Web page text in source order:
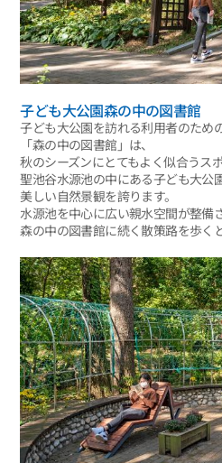
子ども大公園森の中の図書館
子ども大公園を訪れる利用者のため
「森の中の図書館」は、
秋のシーズンにとてもよく似合うス
聖池谷水源池の中にある子ども大公園
美しい自然景観を誇ります。
水源池を中心に広い親水空間が整備
森の中の図書館に続く散策路を歩く